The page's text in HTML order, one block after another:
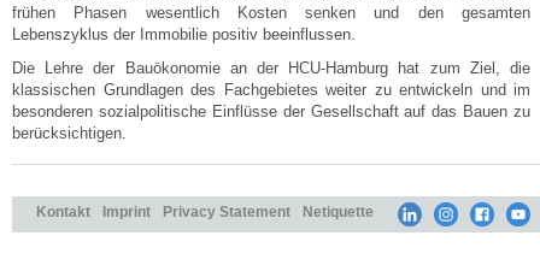
frühen Phasen wesentlich Kosten senken und den gesamten
Lebenszyklus der Immobilie positiv beeinflussen.
Die Lehre der Bauökonomie an der HCU-Hamburg hat zum Ziel, die
klassischen Grundlagen des Fachgebietes weiter zu entwickeln und im
besonderen sozialpolitische Einflüsse der Gesellschaft auf das Bauen zu
berücksichtigen.
Kontakt Imprint Privacy Statement Netiquette